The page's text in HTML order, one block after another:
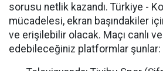
sorusu netlik kazandı. Türkiye -
mücadelesi, ekran başındakiler
ve erişilebilir olacak. Maçı canlı
edebileceğiniz platformlar şunlar: